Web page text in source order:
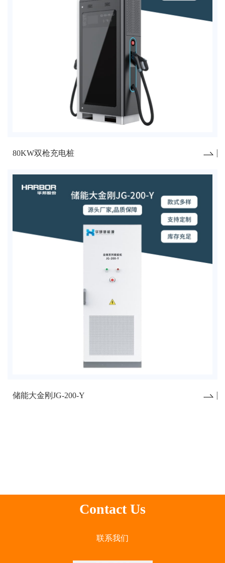
80KW双枪充电桩
储能大金刚JG-200-Y
Contact Us
联系我们